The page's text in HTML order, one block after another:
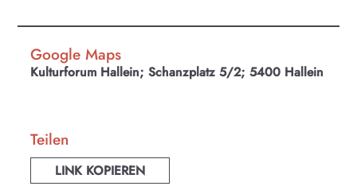
Google Maps
Kulturforum Hallein; Schanzplatz 5/2; 5400 Hallein
Teilen
LINK KOPIEREN